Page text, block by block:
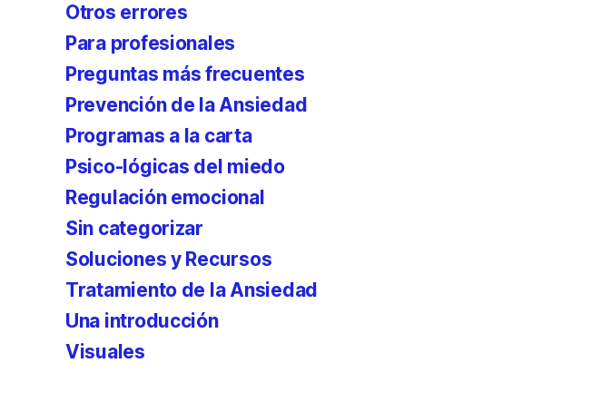
Otros errores
Para profesionales
Preguntas más frecuentes
Prevención de la Ansiedad
Programas a la carta
Psico-lógicas del miedo
Regulación emocional
Sin categorizar
Soluciones y Recursos
Tratamiento de la Ansiedad
Una introducción
Visuales